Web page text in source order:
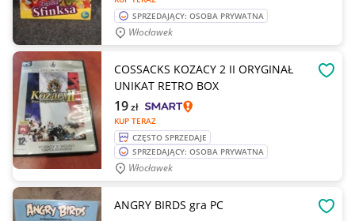
SPRZEDAJĄCY: OSOBA PRYWATNA
Włocławek
COSSACKS KOZACY 2 II ORYGINAŁ
UNIKAT RETRO BOX
KUP TERAZ
19zł
CZĘSTO SPRZEDAJE
SPRZEDAJĄCY: OSOBA PRYWATNA
Włocławek
ANGRY BIRDS gra PC